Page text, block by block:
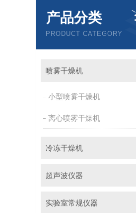
产品分类
PRODUCT CATEGORY
喷雾干燥机
小型喷雾干燥机
离心喷雾干燥机
冷冻干燥机
超声波仪器
实验室常规仪器